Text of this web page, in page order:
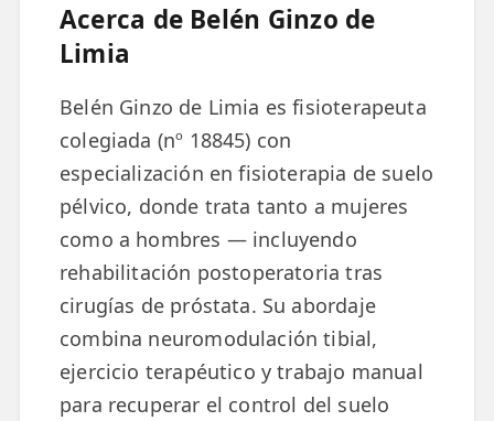
🎁 Tarjetas Regalo
❤️ Ofertas
CONTACTO
☎️ 91 005 23 63
📧 Contacta
ESPECIALIDADES
🩻 Fisioterapia Traumatológica
😧 Fisioterapia ATM
Acerca de Belén Ginzo de
Limia
Belén Ginzo de Limia es fisioterapeuta
colegiada (nº 18845) con
especialización en fisioterapia de suelo
pélvico, donde trata tanto a mujeres
como a hombres — incluyendo
rehabilitación postoperatoria tras
cirugías de próstata. Su abordaje
combina neuromodulación tibial,
ejercicio terapéutico y trabajo manual
para recuperar el control del suelo